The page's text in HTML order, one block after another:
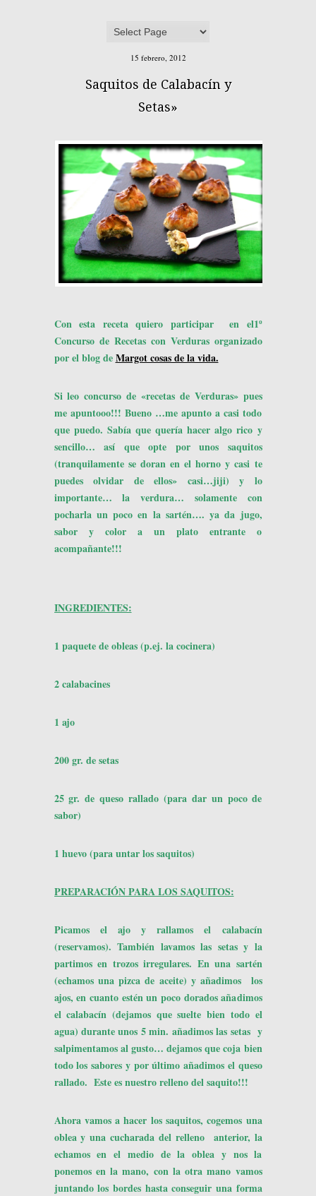
15 febrero, 2012
Saquitos de Calabacín y
Setas»
Con esta receta quiero participar en el1º
Concurso de Recetas con Verduras organizado
por el blogde Margot cosas de la vida.
Si leo concurso de «recetas de Verduras» pues
me apuntooo!!! Bueno …me apunto a casi todo
que puedo. Sabía que quería hacer algo rico y
sencillo… así que opte por unos saquitos
(tranquilamente se doran en el horno y casi te
puedes olvidar de ellos» casi…jiji) y lo
importante… la verdura… solamente con
pocharla un poco en la sartén…. ya da jugo,
sabor y color a un plato entrante o
acompañante!!!
INGREDIENTES:
1 paquete de obleas (p.ej. la cocinera)
2 calabacines
1 ajo
200 gr. de setas
25 gr. de queso rallado (para dar un poco de
sabor)
1 huevo (para untar los saquitos)
PREPARACIÓN PARA LOS SAQUITOS:
Picamos el ajo y rallamos el calabacín
(reservamos). También lavamos las setas y la
partimos en trozos irregulares. En una sartén
(echamos una pizca de aceite) y añadimos los
ajos, en cuanto estén un poco dorados añadimos
el calabacín (dejamos que suelte bien todo el
agua) durante unos 5 min. añadimos las setas y
salpimentamos al gusto… dejamos que coja bien
todo los sabores y por último añadimos el queso
rallado. Este es nuestro relleno del saquito!!!
Ahora vamos a hacer los saquitos, cogemos una
oblea y una cucharada del relleno anterior, la
echamos en el medio de la oblea y nos la
ponemos en la mano, con la otra mano vamos
juntando los bordes hasta conseguir una forma